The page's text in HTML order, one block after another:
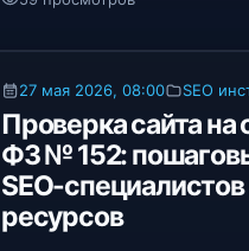
27 мая 2026, 08:00 SEO
Проверка сайта на
ФЗ № 152:
SEO-
ресурсов